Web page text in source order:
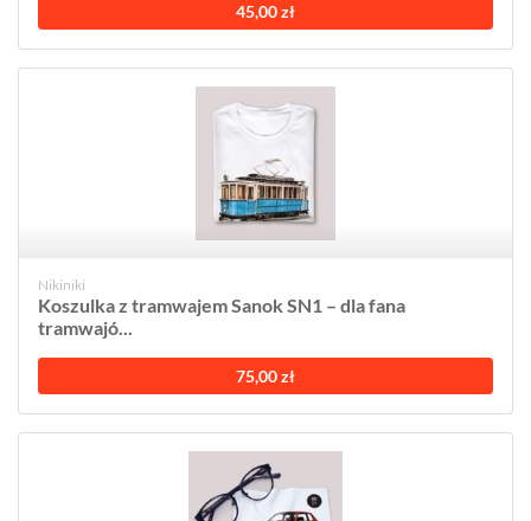
45,00 zł
Nikiniki
Koszulka z tramwajem Sanok SN1 – dla fana
tramwajó...
75,00 zł